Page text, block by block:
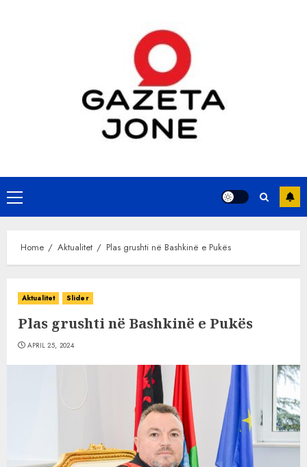
Primary
Menu
Home Aktualitet Plas grushti në Bashkinë e Pukës
Aktualitet Slider
Plas grushti në Bashkinë e Pukës
APRIL 25, 2024